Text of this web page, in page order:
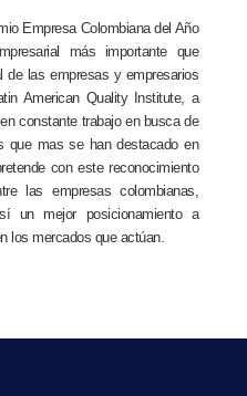
Empresa Colombiana del Año
más importante que
de las empresas y empresarios
American Quality Institute, a
constante trabajo en busca de
que mas se han destacado en
con este reconocimiento
las empresas colombianas,
un mejor posicionamiento a
los mercados que actúan.